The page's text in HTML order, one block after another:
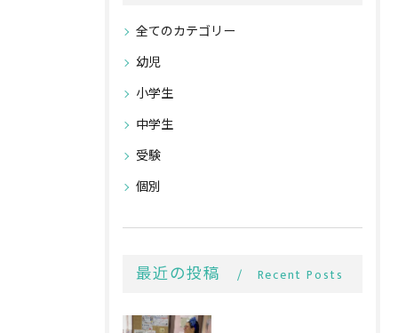
全てのカテゴリー
幼児
小学生
中学生
受験
個別
最近の投稿 Recent Posts